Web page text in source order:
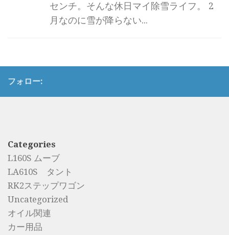
センチ。そんな休日マイ除雪ライフ。 2
月なのに雪が降らない...
フォロー:
Categories
L160S ムーブ
LA610S タント
RK2ステップワゴン
Uncategorized
オイル関連
カー用品